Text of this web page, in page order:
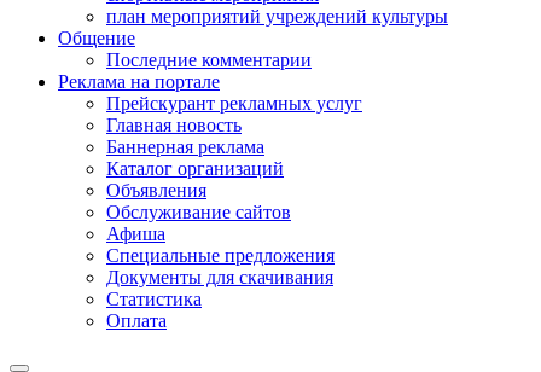
план мероприятий учреждений культуры
Общение
Последние комментарии
Реклама на портале
Прейскурант рекламных услуг
Главная новость
Баннерная реклама
Каталог организаций
Объявления
Обслуживание сайтов
Афиша
Специальные предложения
Документы для скачивания
Статистика
Оплата